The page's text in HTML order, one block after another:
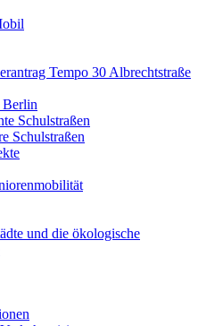
Tempo 30 Albrechtstraße
Berlin
Schulstraßen
Schulstraßen
und die ökologische